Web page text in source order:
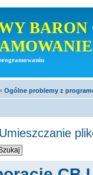
BARON
‹ Ogólne problemy z